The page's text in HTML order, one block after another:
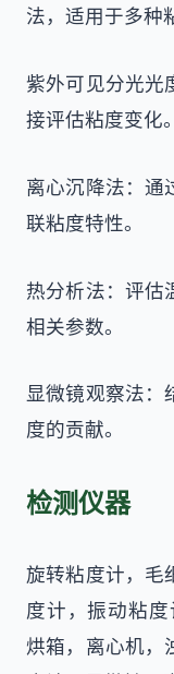
法，适用于多种
紫外可见分光光
接评估粘度变化。
离心沉降法：通
联粘度特性。
热分析法：评估
相关参数。
显微镜观察法：
度的贡献。
检测仪器
旋转粘度计，毛
度计，振动粘度
烘箱，离心机，